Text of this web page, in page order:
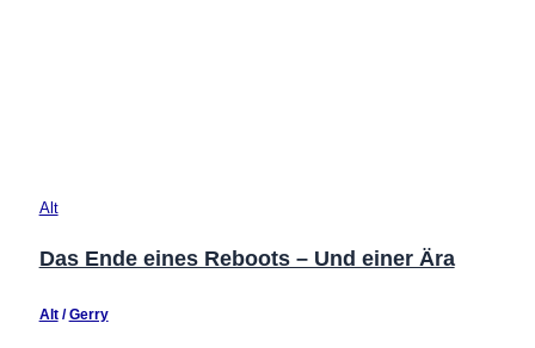
Alt
Das Ende eines Reboots – Und einer Ära
Alt/Gerry